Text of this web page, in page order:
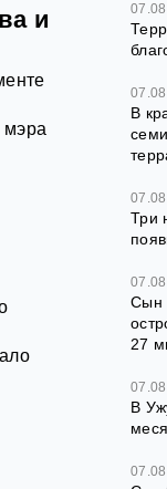
и
мэра
В
Три
Сын
27
В